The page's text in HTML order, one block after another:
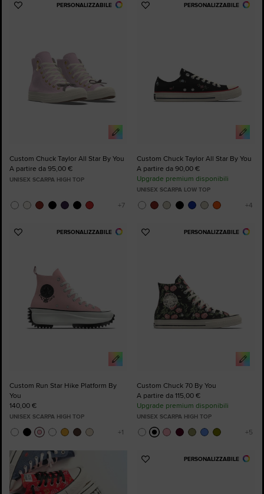
PERSONALIZZABILE
Aggiungi
Custom Chuck Taylor All Star By You
A partire da 95,00 €
UNISEX SCARPA HIGH TOP
PERSONALIZZABILE
Aggiungi
Custom Chuck Taylor All Star By You
A partire da 90,00 €
Upgrade premium disponibili
UNISEX SCARPA LOW TOP
PERSONALIZZABILE
Aggiungi
Custom Run Star Hike Platform By
You
140,00 €
UNISEX SCARPA HIGH TOP
PERSONALIZZABILE
Aggiungi
Custom Chuck 70 By You
A partire da 115,00 €
Upgrade premium disponibili
UNISEX SCARPA HIGH TOP
PERSONALIZZABILE
Aggiungi